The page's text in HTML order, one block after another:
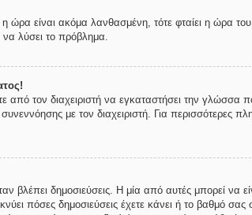
ώρα είναι ακόμα λανθασμένη, τότε φταίει η ώρα
να λύσει το πρόβλημα.
από τον διαχειριστή να εγκαταστήσει την γλώσσα
με τον διαχειριστή. Για περισσότερες
δημοσιεύσεις. Η μία από αυτές μπορεί να
πόσες δημοσιεύσεις έχετε κάνει ή το βαθμό σας